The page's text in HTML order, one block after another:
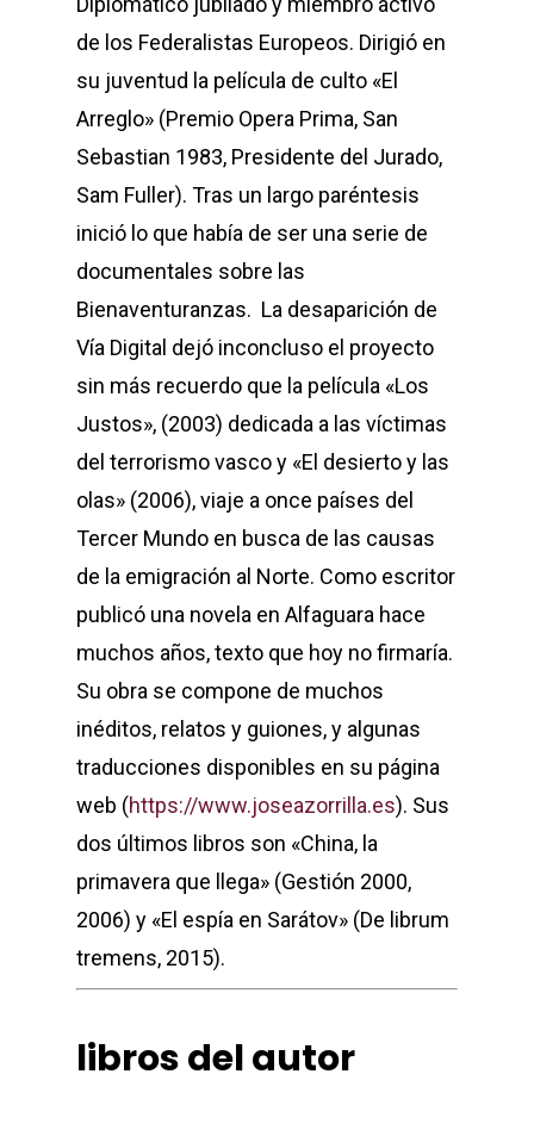
de los Federalistas Europeos. Dirigió en
su juventud la película de culto «El
Arreglo» (Premio Opera Prima, San
Sebastian 1983, Presidente del Jurado,
Sam Fuller). Tras un largo paréntesis
inició lo que había de ser una serie de
documentales sobre las
Bienaventuranzas. La desaparición de
Vía Digital dejó inconcluso el proyecto
sin más recuerdo que la película «Los
Justos», (2003) dedicada a las víctimas
del terrorismo vasco y «El desierto y las
olas» (2006), viaje a once países del
Tercer Mundo en busca de las causas
de la emigración al Norte. Como escritor
publicó una novela en Alfaguara hace
muchos años, texto que hoy no firmaría.
Su obra se compone de muchos
inéditos, relatos y guiones, y algunas
traducciones disponibles en su página
web (https://www.joseazorrilla.es). Sus
dos últimos libros son «China, la
primavera que llega» (Gestión 2000,
2006) y «El espía en Sarátov» (De librum
tremens, 2015).
libros del autor